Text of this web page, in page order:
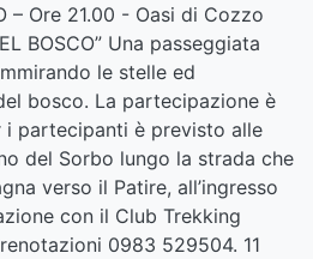
– Ore 21.00 - Oasi di Cozzo
BOSCO” Una passeggiata
le stelle ed
bosco. La partecipazione è
partecipanti è previsto alle
del Sorbo lungo la strada che
verso il Patire, all’ingresso
con il Club Trekking
0983 529504. 11